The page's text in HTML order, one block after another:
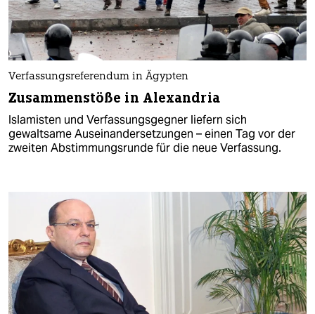
Verfassungsreferendum in Ägypten
Zusammenstöße in Alexandria
Islamisten und Verfassungsgegner liefern sich
gewaltsame Auseinandersetzungen – einen Tag vor der
zweiten Abstimmungsrunde für die neue Verfassung.